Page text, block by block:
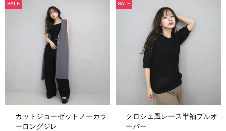
SALE
カットジョーゼットノーカラ
ーロングジレ
SALE
クロシェ風レース半袖プルオ
ーバー